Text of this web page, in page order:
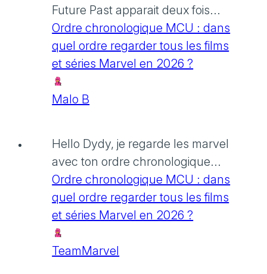
Future Past apparait deux fois...
Ordre chronologique MCU : dans
quel ordre regarder tous les films
et séries Marvel en 2026 ?
Malo B
Hello Dydy, je regarde les marvel
avec ton ordre chronologique...
Ordre chronologique MCU : dans
quel ordre regarder tous les films
et séries Marvel en 2026 ?
TeamMarvel